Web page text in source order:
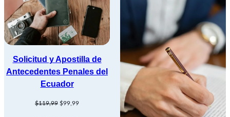
OFERTA
Solicitud y Apostilla de
Antecedentes Penales del
Ecuador
$119,99 El
$99,99El